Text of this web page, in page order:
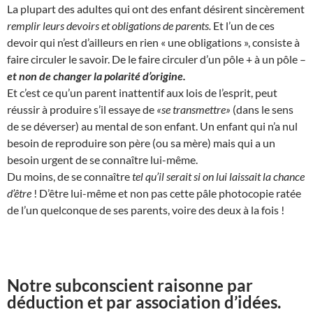
La plupart des adultes qui ont des enfant désirent sincèrement
remplir leurs devoirs et obligations de parents. Et l’un de ces
devoir qui n’est d’ailleurs en rien « une obligations », consiste à
faire circuler le savoir. De le faire circuler d’un pôle + à un pôle –
et non de changer la polarité d’origine.
Et c’est ce qu’un parent inattentif aux lois de l’esprit, peut
réussir à produire s’il essaye de «se transmettre» (dans le sens
de se déverser) au mental de son enfant. Un enfant qui n’a nul
besoin de reproduire son père (ou sa mère) mais qui a un
besoin urgent de se connaître lui-même.
Du moins, de se connaîtretel qu’il serait si on lui laissait la chance
d’être ! D’être lui-même et non pas cette pâle photocopie ratée
de l’un quelconque de ses parents, voire des deux à la fois !
Notre subconscient raisonne par
déduction et par association d’idées.